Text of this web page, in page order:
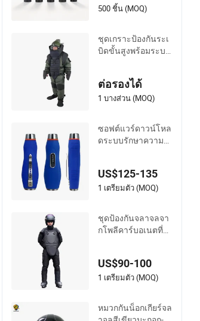
500 ชิ้น (MOQ)
ชุดเกราะป้องกันระเ
บิดขั้นสูงพร้อมระบบ
อสาร
ต่อรองได้
1 บางส่วน (MOQ)
ซอฟต์แวร์ดาวน์โหล
ดระบบรักษาความป
ม
US$125-135
1 เตรียมตัว (MOQ)
ชุดป้องกันจลาจลจา
กโพลีคาร์บอเนตที่มี
US$90-100
1 เตรียมตัว (MOQ)
หมวกกันน็อกเกียร์จล